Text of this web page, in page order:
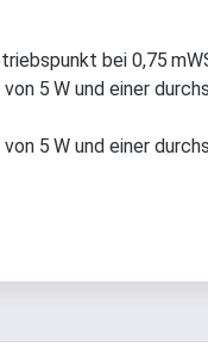
bei 0,75
5 W und einer
5 W und einer